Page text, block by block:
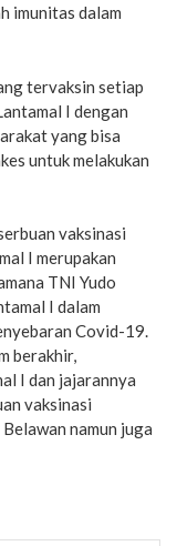
imunitas dalam
tervaksin setiap
I dengan
yang bisa
untuk melakukan
vaksinasi
I merupakan
TNI Yudo
I dalam
Covid-19.
berakhir,
I dan jajarannya
vaksinasi
namun juga